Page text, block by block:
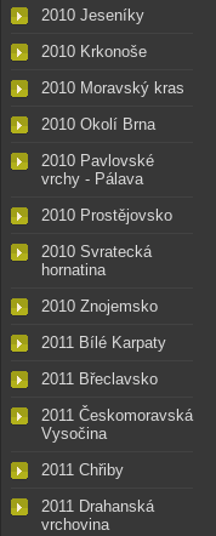
2010 Jeseníky
2010 Krkonoše
2010 Moravský kras
2010 Okolí Brna
2010 Pavlovské
vrchy - Pálava
2010 Prostějovsko
2010 Svratecká
hornatina
2010 Znojemsko
2011 Bílé Karpaty
2011 Břeclavsko
2011 Českomoravská
Vysočina
2011 Chřiby
2011 Drahanská
vrchovina